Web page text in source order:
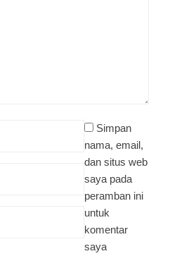
Simpan
nama, email,
dan situs web
saya pada
peramban ini
untuk
komentar
saya